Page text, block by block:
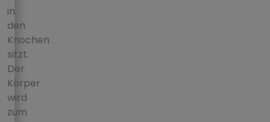
in
den
Knochen
sitzt.
Der
Körper
wird
zum